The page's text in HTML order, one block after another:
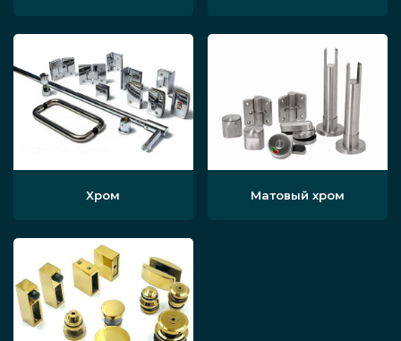
Хром Матовый хром